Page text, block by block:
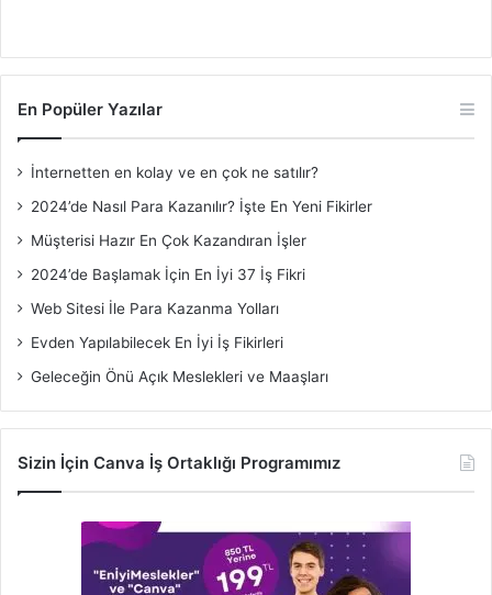
En Popüler Yazılar
İnternetten en kolay ve en çok ne satılır?
2024’de Nasıl Para Kazanılır? İşte En Yeni Fikirler
Müşterisi Hazır En Çok Kazandıran İşler
2024’de Başlamak İçin En İyi 37 İş Fikri
Web Sitesi İle Para Kazanma Yolları
Evden Yapılabilecek En İyi İş Fikirleri
Geleceğin Önü Açık Meslekleri ve Maaşları
Sizin İçin Canva İş Ortaklığı Programımız